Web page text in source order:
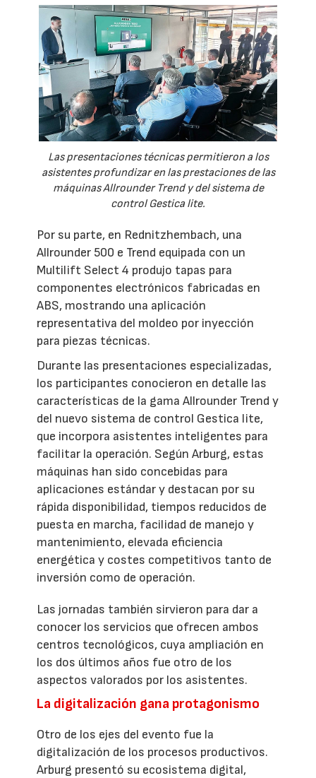
Las presentaciones técnicas permitieron a los
asistentes profundizar en las prestaciones de las
máquinas Allrounder Trend y del sistema de
control Gestica lite.
Por su parte, en Rednitzhembach, una
Allrounder 500 e Trend equipada con un
Multilift Select 4 produjo tapas para
componentes electrónicos fabricadas en
ABS, mostrando una aplicación
representativa del moldeo por inyección
para piezas técnicas.
Durante las presentaciones especializadas,
los participantes conocieron en detalle las
características de la gama Allrounder Trend y
del nuevo sistema de control Gestica lite,
que incorpora asistentes inteligentes para
facilitar la operación. Según Arburg, estas
máquinas han sido concebidas para
aplicaciones estándar y destacan por su
rápida disponibilidad, tiempos reducidos de
puesta en marcha, facilidad de manejo y
mantenimiento, elevada eficiencia
energética y costes competitivos tanto de
inversión como de operación.
Las jornadas también sirvieron para dar a
conocer los servicios que ofrecen ambos
centros tecnológicos, cuya ampliación en
los dos últimos años fue otro de los
aspectos valorados por los asistentes.
La digitalización gana protagonismo
Otro de los ejes del evento fue la
digitalización de los procesos productivos.
Arburg presentó su ecosistema digital,